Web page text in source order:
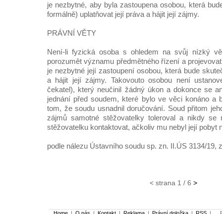
je nezbytné, aby byla zastoupena osobou, která
formálně) uplatňovat její práva a hájit její zájmy.
PRÁVNÍ VĚTY
Není-li fyzická osoba s ohledem na svůj nízký
porozumět významu předmětného řízení a
je nezbytné její zastoupení osobou, která bude
a hájit její zájmy. Takovouto osobou není
čekatel), který neučinil žádný úkon a dokonce se
jednání před soudem, které bylo ve věci konáno a
tom, že soudu usnadnil doručování. Soud přitom
zájmů samotné stěžovatelky toleroval a nikdy se
stěžovatelku kontaktovat, ačkoliv mu nebyl její pobyt
podle nálezu Ústavního soudu sp. zn. II.ÚS 3134/19,
< strana 1 / 6 >
Home | O nás | Kontakt | Reklama | Právní doložka | RSS |